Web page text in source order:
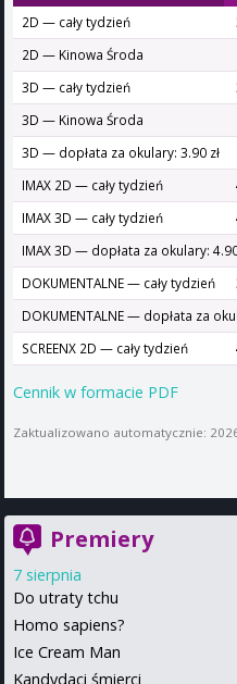
2D — cały tydzień
2D — Kinowa Środa
3D — cały tydzień
3D — Kinowa Środa
3D — dopłata za okulary: 3.90 zł
IMAX 2D — cały tydzień
IMAX 3D — cały tydzień
IMAX 3D — dopłata za okulary:
DOKUMENTALNE — cały tydzień
DOKUMENTALNE — dopłata za
SCREENX 2D — cały tydzień
Cennik w formacie PDF
Zaktualizowano automatycznie:
Premiery
7 sierpnia
Do utraty tchu
Homo sapiens?
Ice Cream Man
Kandydaci śmierci